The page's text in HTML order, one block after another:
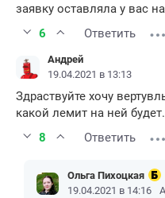
заявку оставляла у вас
6
Ответить
Андрей
19.04.2021 в 13:13
Здраствуйте хочу
какой лемит на ней
8
Ответить
Ольга Пихоцкая
19.04.2021 в 14:16